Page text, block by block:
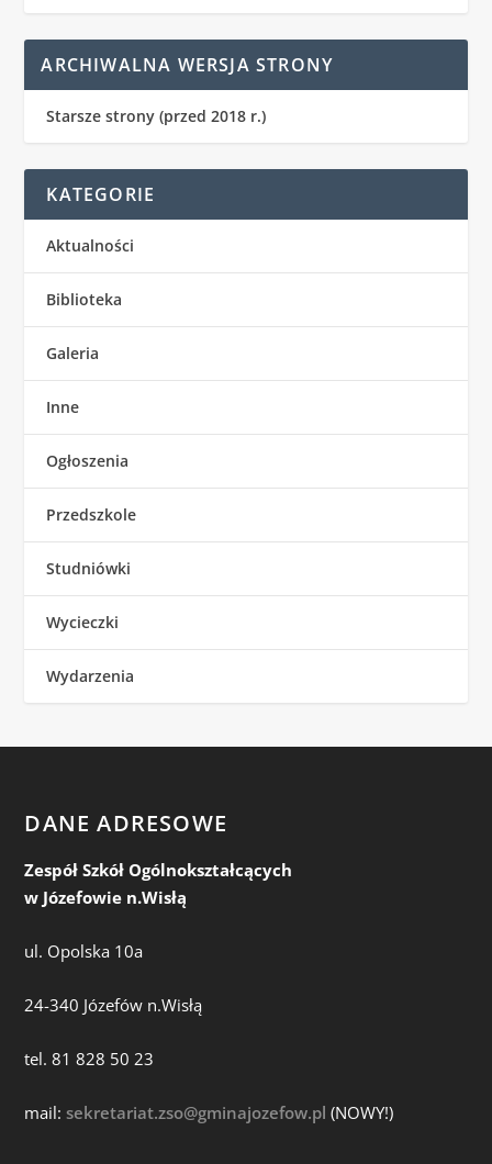
ARCHIWALNA WERSJA STRONY
Starsze strony (przed 2018 r.)
KATEGORIE
Aktualności
Biblioteka
Galeria
Inne
Ogłoszenia
Przedszkole
Studniówki
Wycieczki
Wydarzenia
DANE ADRESOWE
Zespół Szkół Ogólnokształcących
w Józefowie n.Wisłą
ul. Opolska 10a
24-340 Józefów n.Wisłą
tel. 81 828 50 23
mail:sekretariat.zso@gminajozefow.pl (NOWY!)